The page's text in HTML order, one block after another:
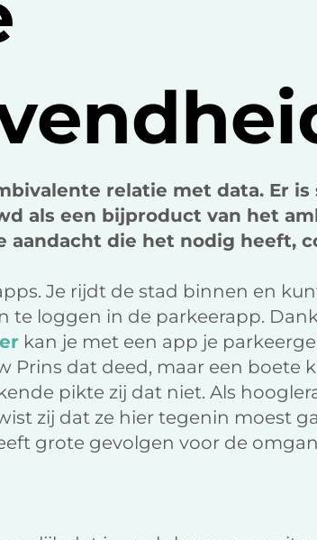
relatie met data. Er is
als een bijproduct van het
aandacht die het nodig heeft,
Je rijdt de stad binnen en
te loggen in de parkeerapp.
kan je met een app je
Prins dat deed, maar een boete
pikte zij dat niet. Als
zij dat ze hier tegenin moest
grote gevolgen voor de